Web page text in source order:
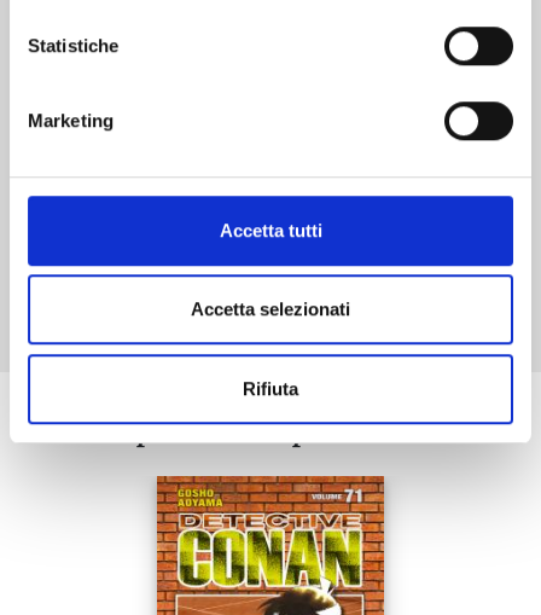
Statistiche
Marketing
Accetta tutti
Accetta selezionati
Rifiuta
Mostra tutto
Se ti è piaciuto prova anche: